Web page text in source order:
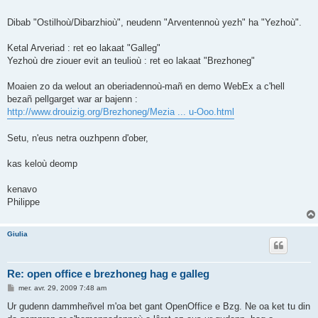
Dibab "Ostilhoù/Dibarzhioù", neudenn "Arventennoù yezh" ha "Yezhoù".
Ketal Arveriad : ret eo lakaat "Galleg"
Yezhoù dre ziouer evit an teulioù : ret eo lakaat "Brezhoneg"
Moaien zo da welout an oberiadennoù-mañ en demo WebEx a c'hell
bezañ pellgarget war ar bajenn :
http://www.drouizig.org/Brezhoneg/Mezia ... u-Ooo.html
Setu, n'eus netra ouzhpenn d'ober,
kas keloù deomp
kenavo
Philippe
Giulia
Re: open office e brezhoneg hag e galleg
M
s
mer. avr. 29, 2009 7:48 am
Ur gudenn dammheñvel m'oa bet gant OpenOffice e Bzg. Ne oa ket tu din